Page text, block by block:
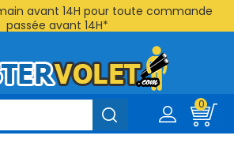
avant 14H pour toute commande
passée avant 14H*
0